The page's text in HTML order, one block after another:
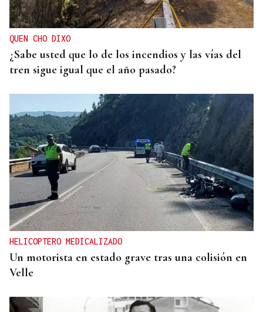
QUEN CHO DIXO
¿Sabe usted que lo de los incendios y las vías del
tren sigue igual que el año pasado?
HELICOPTERO MEDICALIZADO
Un motorista en estado grave tras una colisión en
Velle